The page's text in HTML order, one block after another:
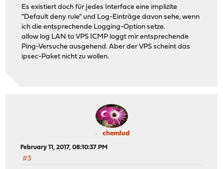
Es existiert doch für jedes Interface eine implizite
"Default deny rule" und Log-Einträge davon sehe, wenn
ich die entsprechende Logging-Option setze.
allow log LAN to VPS ICMP loggt mir entsprechende
Ping-Versuche ausgehend. Aber der VPS scheint das
ipsec-Paket nicht zu wollen.
chemlud
February 11, 2017, 08:10:37 PM
#3